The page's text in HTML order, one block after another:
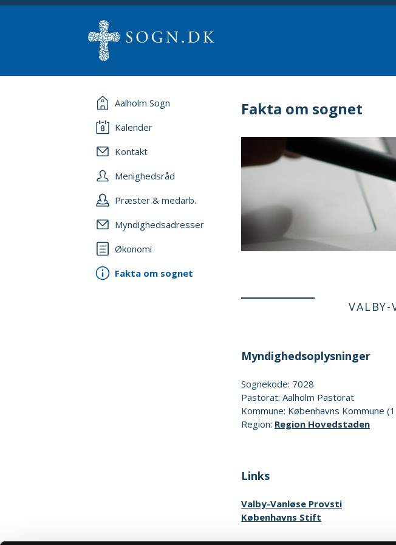
Aalholm Sogn
Kalender
Kontakt
Menighedsråd
Præster & medarb.
Myndighedsadresser
Økonomi
Fakta om sognet
Fakta om sognet
Myndighedsoplysninger
Sognekode: 7028
Pastorat: Aalholm Pastorat
Kommune: Københavns Kommune
Region: Region Hovedstaden
Links
Valby-Vanløse Provsti
Københavns Stift